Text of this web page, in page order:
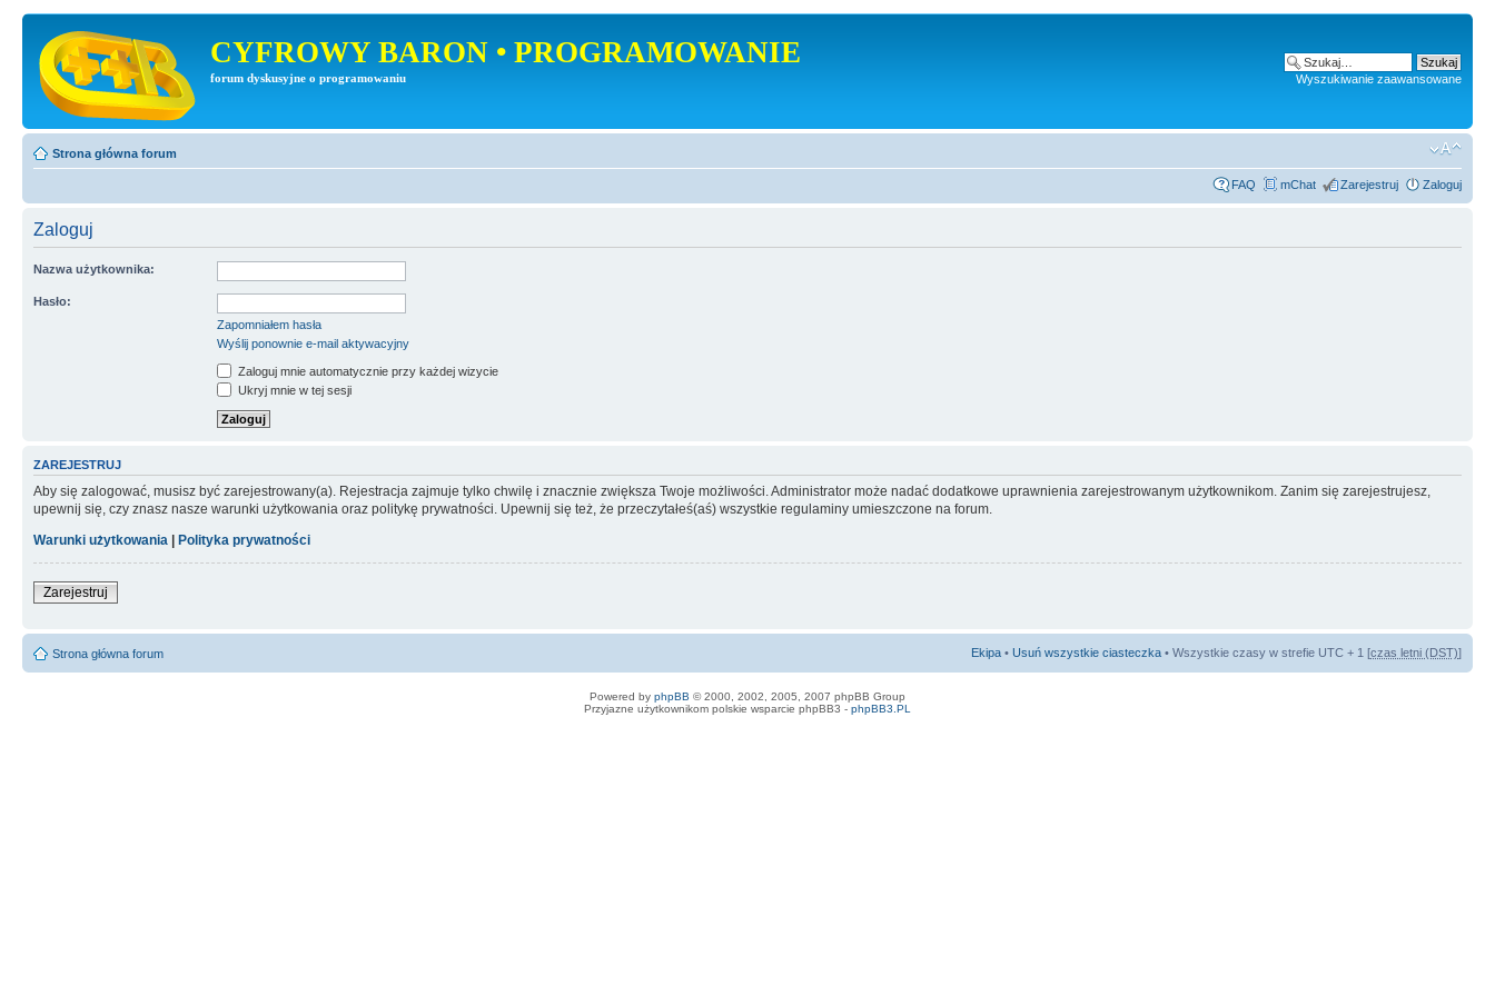
CYFROWY BARON • PROGRAMOWANIE
forum dyskusyjne o programowaniu Wyszukiwanie zaawansowane
Strona główna forum
FAQ mChat Zarejestruj Zaloguj
Zaloguj
Nazwa użytkownika:
Hasło:
Zapomniałem hasła
Wyślij ponownie e-mail aktywacyjny
Zaloguj mnie automatycznie przy każdej wizycie
Ukryj mnie w tej sesji
ZAREJESTRUJ
Aby się zalogować, musisz być zarejestrowany(a). Rejestracja zajmuje tylko chwilę i znacznie zwiększa Twoje możliwości. Administrator może nadać dodatkowe uprawnienia zarejestrowanym użytkownikom. Zanim się zarejestrujesz,
upewnij się, czy znasz nasze warunki użytkowania oraz politykę prywatności. Upewnij się też, że przeczytałeś(aś) wszystkie regulaminy umieszczone na forum.
Warunki użytkowania | Polityka prywatności
Zarejestruj
Strona główna forum Ekipa • Usuń wszystkie ciasteczka • Wszystkie czasy w strefie UTC + 1 [czas letni (DST)]
Powered by phpBB © 2000, 2002, 2005, 2007 phpBB Group
Przyjazne użytkownikom polskie wsparcie phpBB3 - phpBB3.PL